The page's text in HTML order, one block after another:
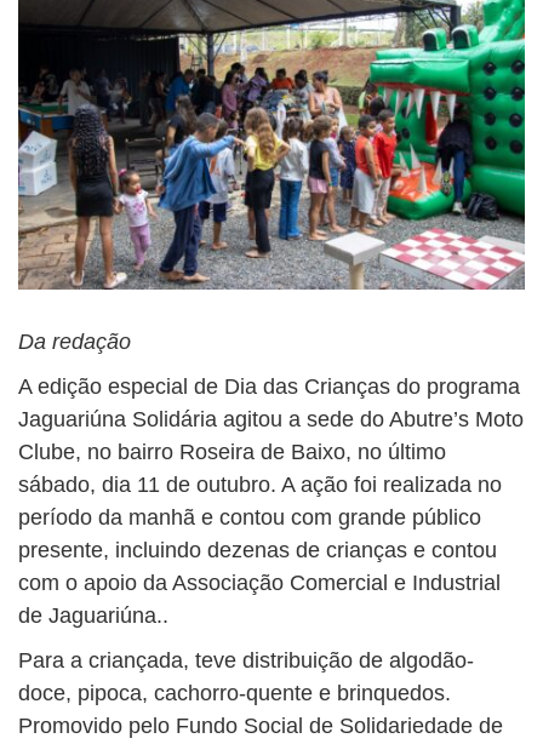
Da redação
A edição especial de Dia das Crianças do programa
Jaguariúna Solidária agitou a sede do Abutre’s Moto
Clube, no bairro Roseira de Baixo, no último
sábado, dia 11 de outubro. A ação foi realizada no
período da manhã e contou com grande público
presente, incluindo dezenas de crianças e contou
com o apoio da Associação Comercial e Industrial
de Jaguariúna..
Para a criançada, teve distribuição de algodão-
doce, pipoca, cachorro-quente e brinquedos.
Promovido pelo Fundo Social de Solidariedade de